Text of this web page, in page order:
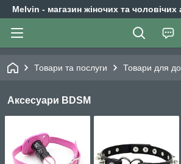
Melvin - магазин жіночих та чоловічих
Товари та послуги Товари для
Аксесуари BDSM